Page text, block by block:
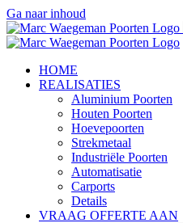
Ga naar inhoud
HOME
REALISATIES
Aluminium Poorten
Houten Poorten
Hoevepoorten
Strekmetaal
Industriële Poorten
Automatisatie
Carports
Details
VRAAG OFFERTE AAN